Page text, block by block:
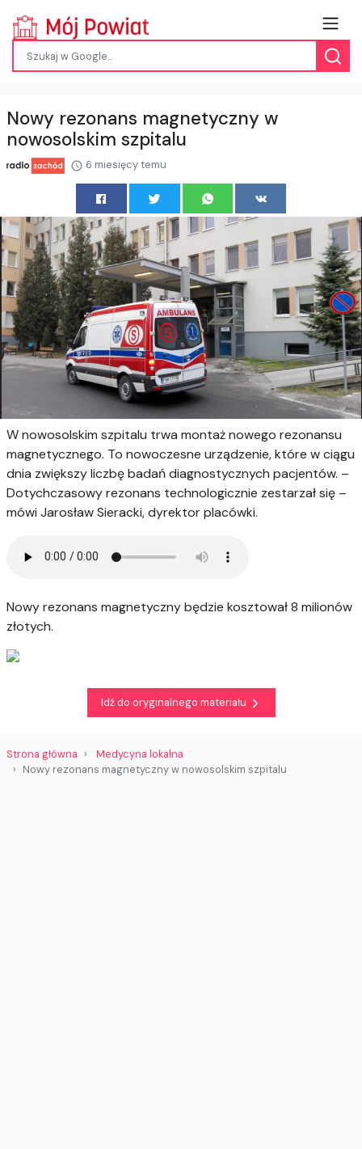
Nowy rezonans magnetyczny w
nowosolskim szpitalu
6 miesięcy temu
W nowosolskim szpitalu trwa montaż nowego rezonansu
magnetycznego. To nowoczesne urządzenie, które w ciągu
dnia zwiększy liczbę badań diagnostycznych pacjentów. –
Dotychczasowy rezonans technologicznie zestarzał się –
mówi Jarosław Sieracki, dyrektor placówki.
Nowy rezonans magnetyczny będzie kosztował 8 milionów
złotych.
Idź do oryginalnego materiału
Strona główna
Medycyna lokalna
Nowy rezonans magnetyczny w nowosolskim szpitalu